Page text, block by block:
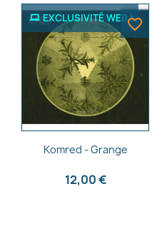
Aperçu rapide
Komred - Grange
12,00 €
EXCLUSIVITÉ WEB !favorite_border